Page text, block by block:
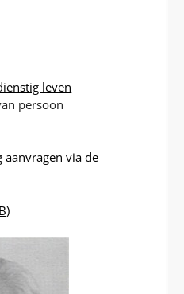
leven
persoon
via de